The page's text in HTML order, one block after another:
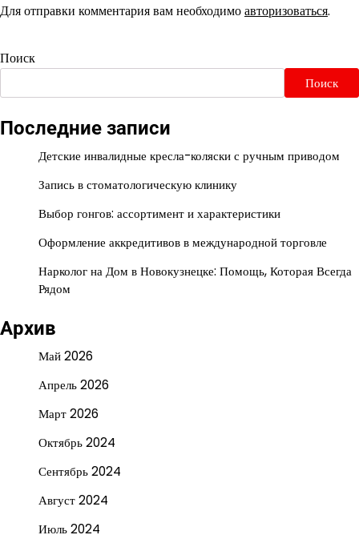
Для отправки комментария вам необходимоавторизоваться.
Поиск
Поиск
Последние записи
Детские инвалидные кресла-коляски с ручным приводом
Запись в стоматологическую клинику
Выбор гонгов: ассортимент и характеристики
Оформление аккредитивов в международной торговле
Нарколог на Дом в Новокузнецке: Помощь, Которая Всегда
Рядом
Архив
Май 2026
Апрель 2026
Март 2026
Октябрь 2024
Сентябрь 2024
Август 2024
Июль 2024